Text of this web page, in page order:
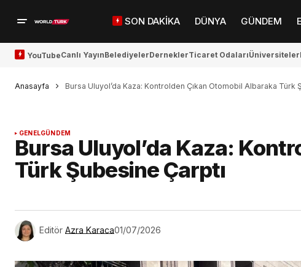
SON DAKİKA DÜNYA GÜNDEM
YouTubeCanlı YayınBelediyelerDerneklerTicaret OdalarıÜniversiteler
Anasayfa Bursa Uluyol’da Kaza: Kontrolden Çıkan Otomobil Albaraka Türk
GENELGÜNDEM
Bursa Uluyol’da Kaza:
Türk Şubesine Çarptı
Editör Azra Karaca01/07/2026